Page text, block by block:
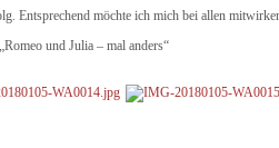
Entsprechend möchte ich mich bei allen
und Julia – mal anders“